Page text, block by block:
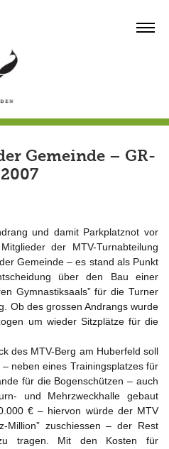
Gemeinde – GR-
und damit Parkplatznot vor
der MTV-Turnabteilung
Gemeinde – es stand als Punkt
über den Bau einer
Gymnastiksaals” für die Turner
Ob des grossen Andrangs wurde
um wieder Sitzplätze für die
des MTV-Berg am Huberfeld soll
neben eines Trainingsplatzes für
für die Bogenschützen – auch
und Mehrzweckhalle gebaut
€ – hiervon würde der MTV
Million” zuschiessen – der Rest
tragen. Mit den Kosten für